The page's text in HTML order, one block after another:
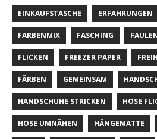
EINKAUFSTASCHE ERFAHRUNGEN
FARBENMIX FASCHING
FLICKEN FREEZER PAPER
FÄRBEN GEMEINSAM
HANDSCHUHE STRICKEN HOSE
HOSE UMNÄHEN HÄNGEMATTE